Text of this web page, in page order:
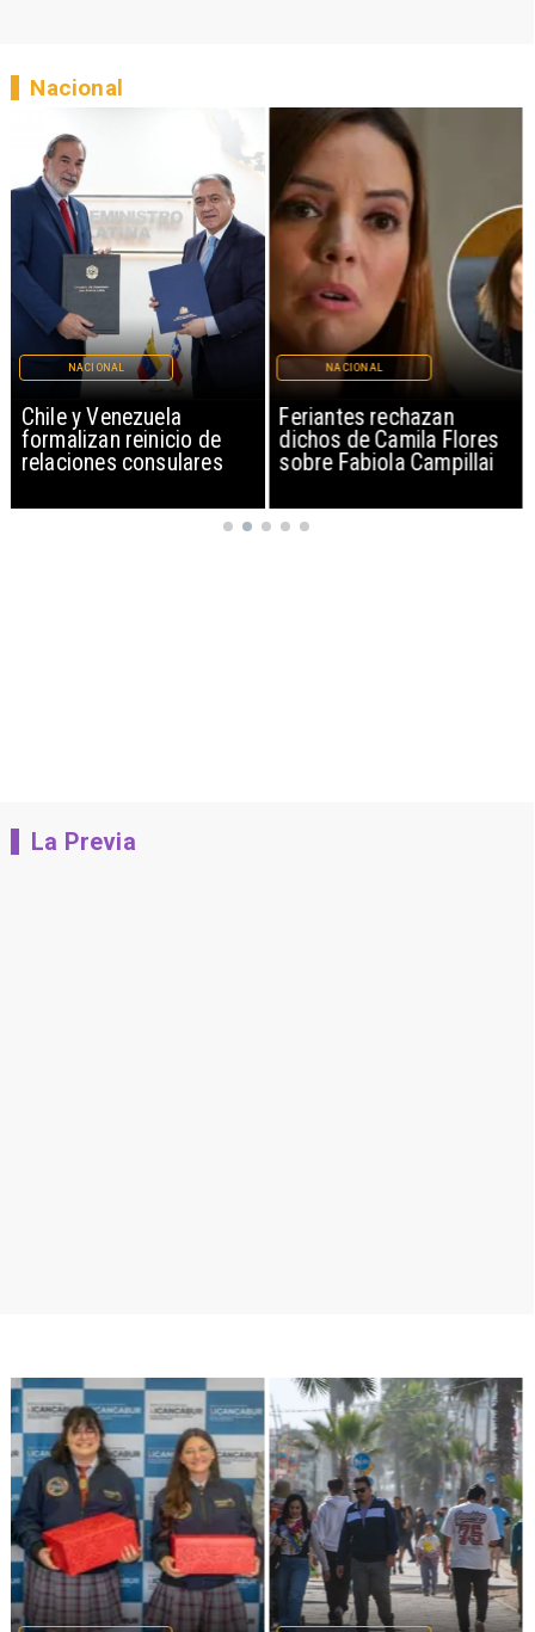
Chile y Venezuela
formalizan reinicio de
relaciones consulares
NACIONAL
Feriantes rechazan
dichos de Camila Flores
sobre Fabiola Campillai
NACIONAL
Nacional
La Previa